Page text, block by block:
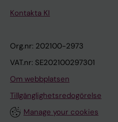
Kontakta KI
Org.nr: 202100-2973
VAT.nr: SE202100297301
Om webbplatsen
Tillgänglighetsredogörelse
Manage your cookies